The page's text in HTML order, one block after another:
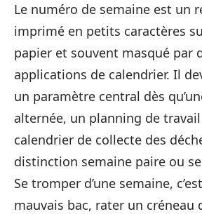
Le numéro de semaine est un
imprimé en petits caractères
papier et souvent masqué par
applications de calendrier. Il
un paramètre central dès
alternée, un planning de
calendrier de collecte des
distinction semaine paire ou
Se tromper d’une semaine,
mauvais bac, rater un créneau